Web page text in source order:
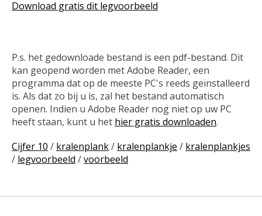
Download gratis dit legvoorbeeld
P.s. het gedownloade bestand is een pdf-bestand. Dit
kan geopend worden met Adobe Reader, een
programma dat op de meeste PC's reeds geïnstalleerd
is. Als dat zo bij u is, zal het bestand automatisch
openen. Indien u Adobe Reader nog niet op uw PC
heeft staan, kunt u het hier gratis downloaden.
Cijfer 10 / kralenplank/ kralenplankje / kralenplankjes
/ legvoorbeeld /voorbeeld